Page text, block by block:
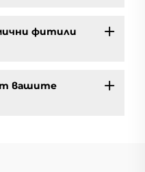
фитили
вашите